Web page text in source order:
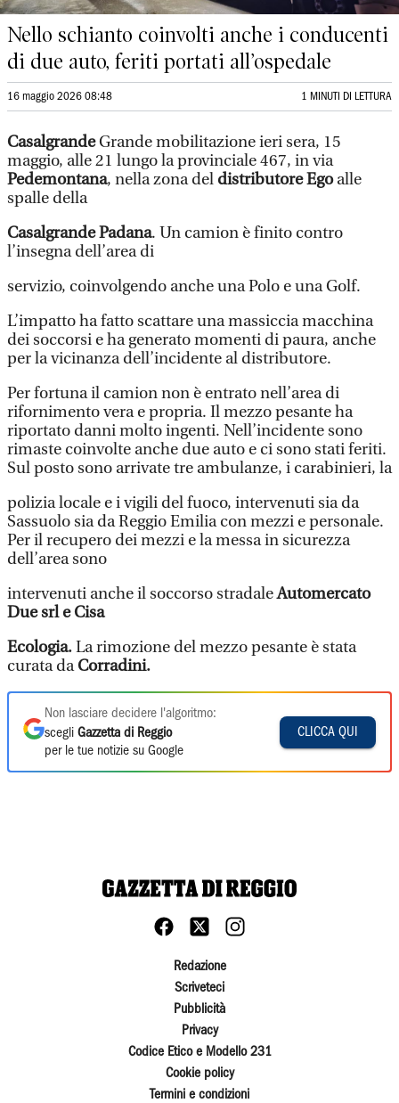
Nello schianto coinvolti anche i conducenti
di due auto, feriti portati all’ospedale
16 maggio 2026 08:48 1 MINUTI DI LETTURA
CasalgrandeGrande mobilitazione ieri sera, 15
maggio, alle 21 lungo la provinciale 467, in via
Pedemontana, nella zona del distributore Egoalle
spalle della
Casalgrande Padana. Un camion è finito contro
l’insegna dell’area di
servizio, coinvolgendo anche una Polo e una Golf.
L’impatto ha fatto scattare una massiccia macchina
dei soccorsi e ha generato momenti di paura, anche
per la vicinanza dell’incidente al distributore.
Per fortuna il camion non è entrato nell’area di
rifornimento vera e propria. Il mezzo pesante ha
riportato danni molto ingenti. Nell’incidente sono
rimaste coinvolte anche due auto e ci sono stati feriti.
Sul posto sono arrivate tre ambulanze, i carabinieri, la
polizia locale e i vigili del fuoco, intervenuti sia da
Sassuolo sia da Reggio Emilia con mezzi e personale.
Per il recupero dei mezzi e la messa in sicurezza
dell’area sono
intervenuti anche il soccorso stradaleAutomercato
Due srl e Cisa
Ecologia.La rimozione del mezzo pesante è stata
curata daCorradini.
Non lasciare decidere l'algoritmo:
scegli Gazzetta di Reggio
per le tue notizie su Google
CLICCA QUI
Redazione
Scriveteci
Pubblicità
Privacy
Codice Etico e Modello 231
Cookie policy
Termini e condizioni